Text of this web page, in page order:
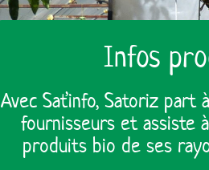
Infos
Avec Sat’info, Satoriz
fournisseurs et assiste
produits bio de ses